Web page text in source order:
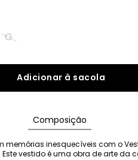
G
Adicionar à sacola
Composição
memórias inesquecíveis com o
Este vestido é uma obra de arte da